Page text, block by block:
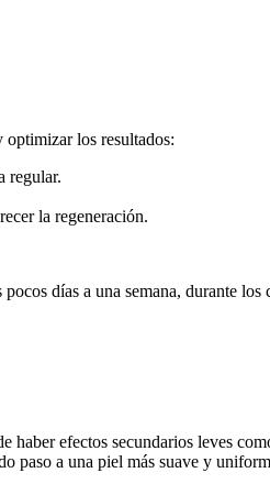
optimizar los resultados:
regular.
la regeneración.
días a una semana, durante
efectos secundarios leves
paso a una piel más suave y